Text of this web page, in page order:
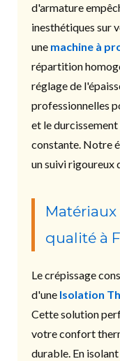
d'armature
inesthétiques sur
une machine à
répartition
réglage de
professionnelles
et le
constante. Notre
un suivi rigoureux
qualité à
Le crépissage
d'une Isolation
Cette solution
votre confort
durable. En